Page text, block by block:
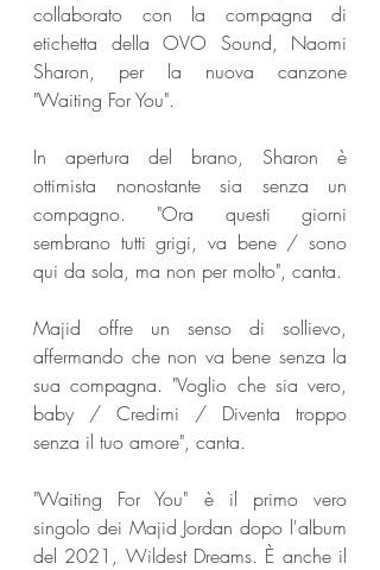
collaborato con la compagna di
etichetta della OVO Sound, Naomi
Sharon, per la nuova canzone
"Waiting For You".
In apertura del brano, Sharon è
ottimista nonostante sia senza un
compagno. "Ora questi giorni
sembrano tutti grigi, va bene / sono
Majid offre un senso di sollievo,
affermando che non va bene senza la
sua compagna. "Voglio che sia vero,
baby / Credimi / Diventa troppo
senza il tuo amore", canta.
"Waiting For You" è il primo vero
singolo dei Majid Jordan dopo l'album
del 2021, Wildest Dreams. È anche il